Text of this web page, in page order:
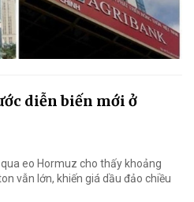
diễn biến mới ở
eo Hormuz cho thấy khoảng
vẫn lớn, khiến giá dầu đảo chiều